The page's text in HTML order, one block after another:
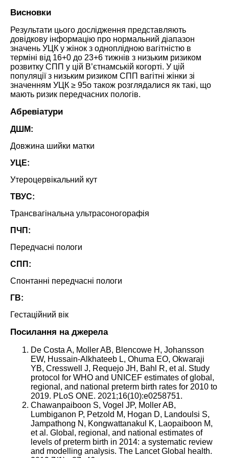
Висновки
Результати цього дослідження представляють
довідкову інформацію про нормальний діапазон
значень УЦК у жінок з одноплідною вагітністю в
терміні від 16+0 до 23+6 тижнів з низьким ризиком
розвитку СПП у цій В’єтнамській когорті. У цій
популяції з низьким ризиком СПП вагітні жінки зі
значенням УЦК ≥ 95o також розглядалися як такі, що
мають ризик передчасних пологів.
Абревіатури
ДШМ:
Довжина шийки матки
УЦЕ:
Утероцервікальний кут
ТВУС:
Трансвагінальна ультрасоногорафія
ПЧП:
Передчасні пологи
СПП:
Спонтанні передчасні пологи
ГВ:
Гестаційний вік
Посилання на джерела
De Costa A, Moller AB, Blencowe H, Johansson
EW, Hussain-Alkhateeb L, Ohuma EO, Okwaraji
YB, Cresswell J, Requejo JH, Bahl R, et al. Study
protocol for WHO and UNICEF estimates of global,
regional, and national preterm birth rates for 2010 to
2019. PLoS ONE. 2021;16(10):e0258751.
Chawanpaiboon S, Vogel JP, Moller AB,
Lumbiganon P, Petzold M, Hogan D, Landoulsi S,
Jampathong N, Kongwattanakul K, Laopaiboon M,
et al. Global, regional, and national estimates of
levels of preterm birth in 2014: a systematic review
and modelling analysis. The Lancet Global health.